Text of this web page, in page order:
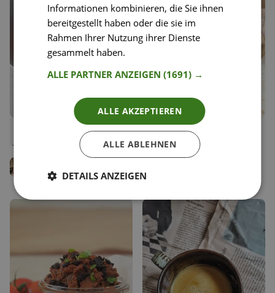
Speichern
Gnocchi in cremiger
Team Happy Plates
54
Speichern
Gnocchi in Salbeibutter
Jenny Rose
Informationen kombinieren, die Sie ihnen
bereitgestellt haben oder die sie im
Rahmen Ihrer Nutzung ihrer Dienste
gesammelt haben.
ALLE PARTNER ANZEIGEN(1691) →
ALLE AKZEPTIEREN
ALLE ABLEHNEN
DETAILS ANZEIGEN